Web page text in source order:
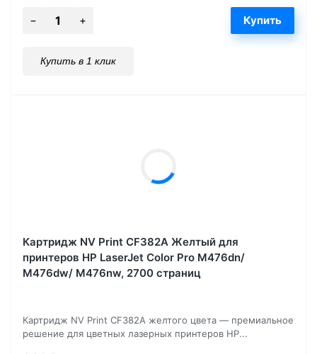
Купить в 1 клик
Картридж NV Print CF382A Желтый для
принтеров HP LaserJet Color Pro M476dn/
M476dw/ M476nw, 2700 страниц
Картридж NV Print CF382A желтого цвета — премиальное
решение для цветных лазерных принтеров HP...